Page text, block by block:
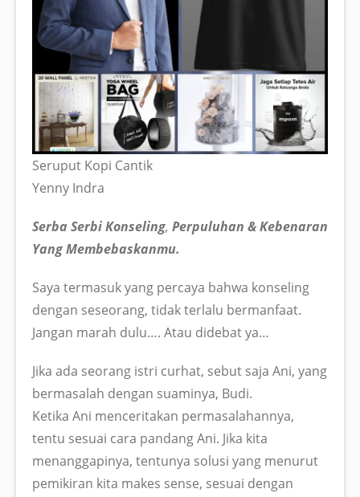
Seruput Kopi Cantik
Yenny Indra
Serba Serbi Konseling, Perpuluhan & Kebenaran
Yang Membebaskanmu.
Saya termasuk yang percaya bahwa konseling
dengan seseorang, tidak terlalu bermanfaat.
Jangan marah dulu…. Atau didebat ya…
Jika ada seorang istri curhat, sebut saja Ani, yang
bermasalah dengan suaminya, Budi.
Ketika Ani menceritakan permasalahannya,
tentu sesuai cara pandang Ani. Jika kita
menanggapinya, tentunya solusi yang menurut
pemikiran kita makes sense, sesuai dengan